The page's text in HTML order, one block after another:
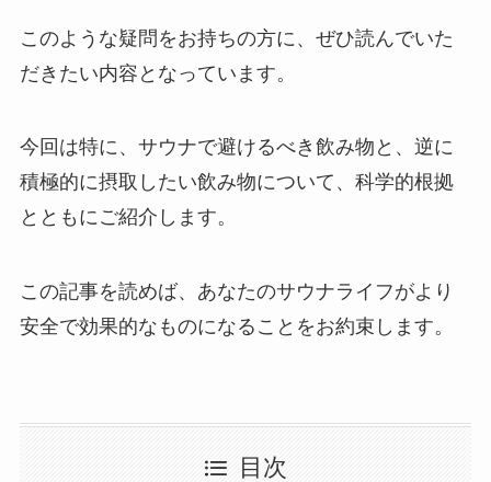
このような疑問をお持ちの方に、ぜひ読んでいた
だきたい内容となっています。
今回は特に、サウナで避けるべき飲み物と、逆に
積極的に摂取したい飲み物について、科学的根拠
とともにご紹介します。
この記事を読めば、あなたのサウナライフがより
安全で効果的なものになることをお約束します。
目次